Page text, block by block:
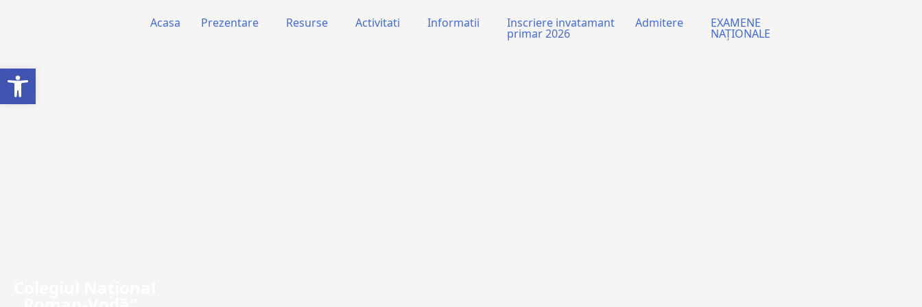
Acasa Prezentare Resurse Activitati Informatii Inscriere invatamant
primar 2026
Admitere EXAMENE
NAȚIONALE
Deschide bara de unelte